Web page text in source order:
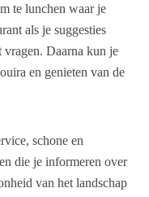
te lunchen waar je
als je suggesties
vragen. Daarna kun je
en genieten van de
schone en
die je informeren over
van het landschap